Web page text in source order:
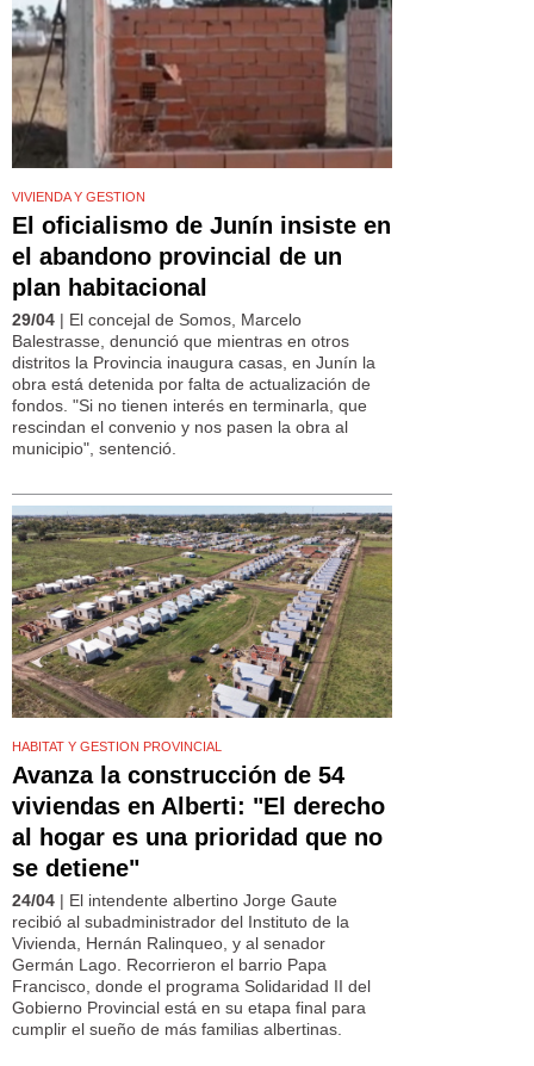
VIVIENDA Y GESTION
El oficialismo de Junín insiste en
el abandono provincial de un
plan habitacional
29/04 | El concejal de Somos, Marcelo
Balestrasse, denunció que mientras en otros
distritos la Provincia inaugura casas, en Junín la
obra está detenida por falta de actualización de
fondos. "Si no tienen interés en terminarla, que
rescindan el convenio y nos pasen la obra al
municipio", sentenció.
HABITAT Y GESTION PROVINCIAL
Avanza la construcción de 54
viviendas en Alberti: "El derecho
al hogar es una prioridad que no
se detiene"
24/04 | El intendente albertino Jorge Gaute
recibió al subadministrador del Instituto de la
Vivienda, Hernán Ralinqueo, y al senador
Germán Lago. Recorrieron el barrio Papa
Francisco, donde el programa Solidaridad II del
Gobierno Provincial está en su etapa final para
cumplir el sueño de más familias albertinas.